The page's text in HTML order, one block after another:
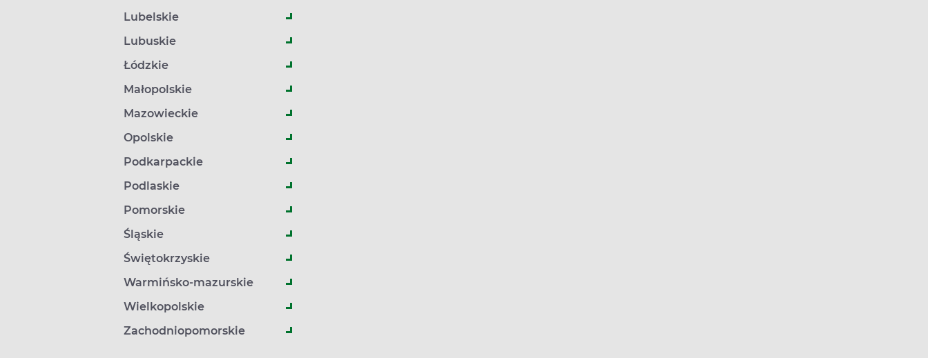
Lubelskie
Lubuskie
Łódzkie
Małopolskie
Mazowieckie
Opolskie
Podkarpackie
Podlaskie
Pomorskie
Śląskie
Świętokrzyskie
Warmińsko-mazurskie
Wielkopolskie
Zachodniopomorskie